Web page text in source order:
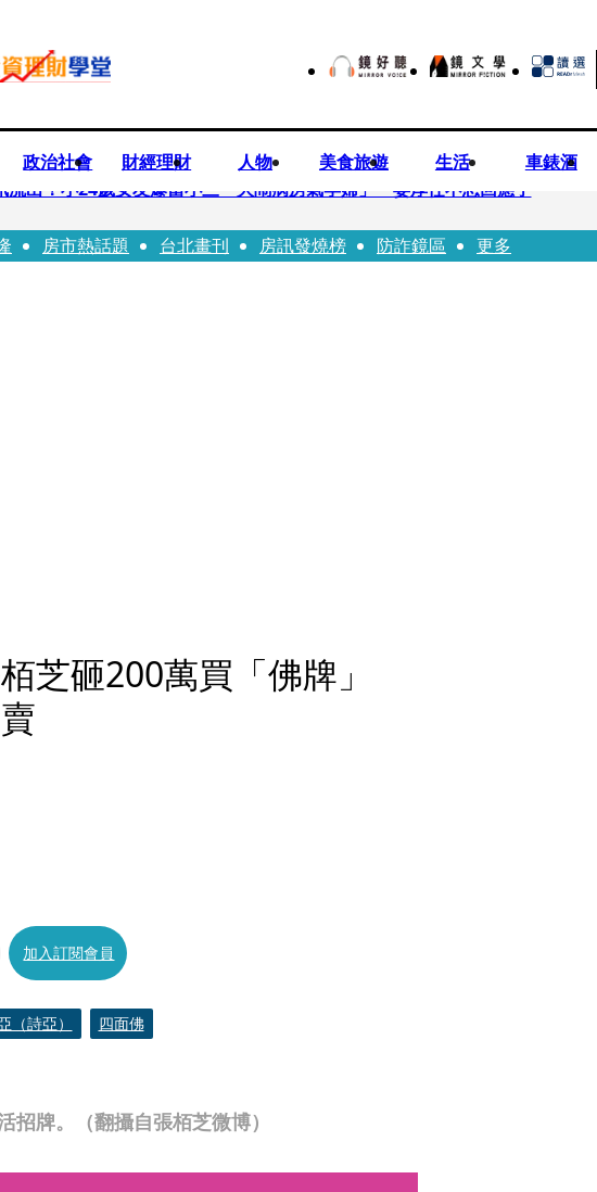
政治社會 財經理財 人物 美食旅遊 生活 車錶酒
流出！小24歲女友爆當小三「大鬧病房氣孕婦」 姜厚任不忍回應了
抑鬱輕生 兒媳譚以欣：若愛只在完全順從才給予，就不是無條件的愛
房市熱話題 台北畫刊 房訊發燒榜 防詐鏡區 更多
栢芝砸200萬買「佛牌」
牌。（翻攝自張栢芝微博）
加入訂閱會員
（詩亞） 四面佛